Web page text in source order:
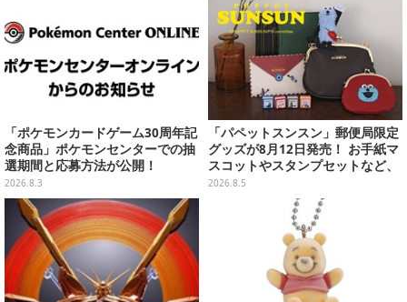
「ポケモンカードゲーム30周年記
念商品」ポケモンセンターでの抽
選期間と応募方法が公開！
2026.8.3
「パペットスンスン」郵便局限定
グッズが8月12日発売！ お手紙マ
スコットやスタンプセットなど、
可愛すぎる全5アイテムがライン
2026.8.5